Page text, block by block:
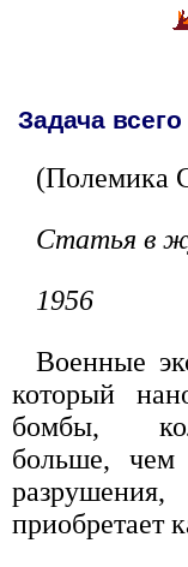
Задача
(Полемика
Статья в
1956
Военные
который
бомбы,
больше, чем
приобретает